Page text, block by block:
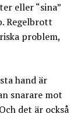
eller “sina”
Regelbrott
problem,
hand är
snarare mot
det är också